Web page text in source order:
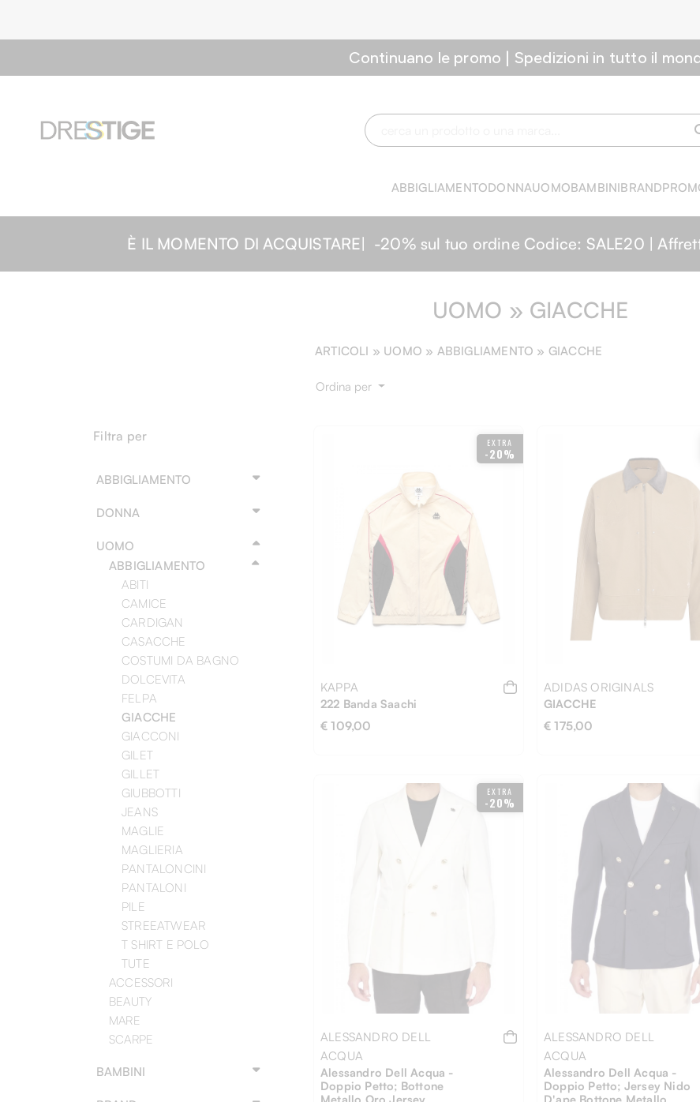
Continuano le promo | Spedizioni in tutto il
ABBIGLIAMENTODONNAUOMOBAMBINIBRAND
È IL MOMENTO DI ACQUISTARE| -20% sul tuo ordine Codice: SALE20 |
UOMO » GIACCHE
ARTICOLI » UOMO » ABBIGLIAMENTO » GIACCHE
Ordina per
Filtra per
ABBIGLIAMENTO
DONNA
UOMO
ABBIGLIAMENTO
ABITI
CAMICE
CARDIGAN
CASACCHE
COSTUMI DA BAGNO
DOLCEVITA
FELPA
GIACCHE
GIACCONI
GILET
GILLET
GIUBBOTTI
JEANS
MAGLIE
MAGLIERIA
PANTALONCINI
PANTALONI
PILE
STREEATWEAR
T SHIRT E POLO
TUTE
ACCESSORI
BEAUTY
MARE
SCARPE
BAMBINI
EXTRA
-20%
KAPPA
222 Banda Saachi
€ 109,00
ADIDAS ORIGINALS
GIACCHE
€ 175,00
EXTRA
-20%
ALESSANDRO DELL
ACQUA
Alessandro Dell Acqua -
Doppio Petto; Bottone
Metallo Oro Jersey
ALESSANDRO DELL
ACQUA
Alessandro Dell Acqua -
Doppio Petto; Jersey Nido
D'ape Bottone Metallo